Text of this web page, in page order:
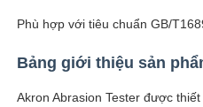
Nhà
Phù hợp với tiêu chuẩn GB/
Bảng giới thiệu sản
Akron Abrasion Tester được